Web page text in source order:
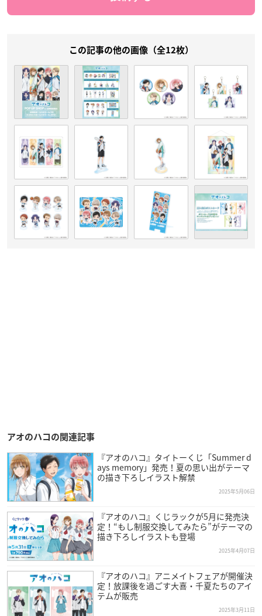
この記事の他の画像（全12枚）
アオのハコの関連記事
『アオのハコ』タイトーくじ「Summer d
ays memory」発売！夏の思い出がテーマ
の描き下ろしイラスト解禁
2025年5月06日
『アオのハコ』くじラックが5月に発売決
定！“もし制服交換してみたら”がテーマの
描き下ろしイラストも登場
2025年4月07日
『アオのハコ』アニメイトフェアが開催決
定！放課後を過ごす大喜・千夏たちのアイ
テムが販売
2025年3月11日